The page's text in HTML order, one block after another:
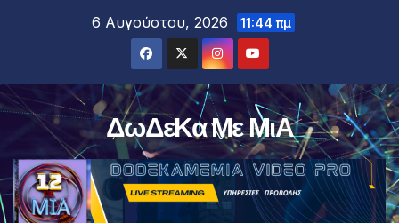
6 Αυγούστου, 2026 11:44 πμ
ΔωΔεΚα Με ΜιΑ